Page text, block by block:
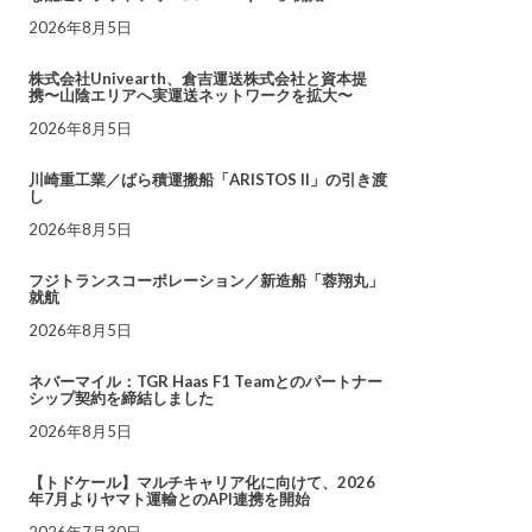
2026年8月5日
株式会社Univearth、倉吉運送株式会社と資本提
携〜山陰エリアへ実運送ネットワークを拡大〜
2026年8月5日
川崎重工業／ばら積運搬船「ARISTOS II」の引き渡
し
2026年8月5日
フジトランスコーポレーション／新造船「蓉翔丸」
就航
2026年8月5日
ネバーマイル：TGR Haas F1 Teamとのパートナー
シップ契約を締結しました
2026年8月5日
【トドケール】マルチキャリア化に向けて、2026
年7月よりヤマト運輸とのAPI連携を開始